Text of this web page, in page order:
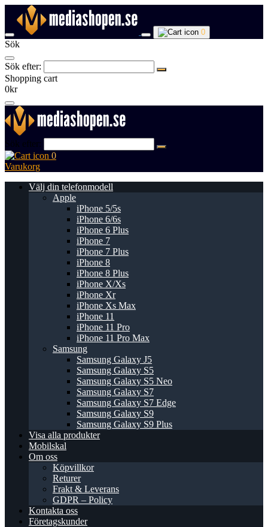
0
Sök
Sök efter:
Shopping cart
0kr
Sök efter:
0
Varukorg
Välj din telefonmodell
Apple
iPhone 5/5s
iPhone 6/6s
iPhone 6 Plus
iPhone 7
iPhone 7 Plus
iPhone 8
iPhone 8 Plus
iPhone X/Xs
iPhone Xr
iPhone Xs Max
iPhone 11
iPhone 11 Pro
iPhone 11 Pro Max
Samsung
Samsung Galaxy J5
Samsung Galaxy S5
Samsung Galaxy S5 Neo
Samsung Galaxy S7
Samsung Galaxy S7 Edge
Samsung Galaxy S9
Samsung Galaxy S9 Plus
Visa alla produkter
Mobilskal
Om oss
Köpvillkor
Returer
Frakt & Leverans
GDPR – Policy
Kontakta oss
Företagskunder